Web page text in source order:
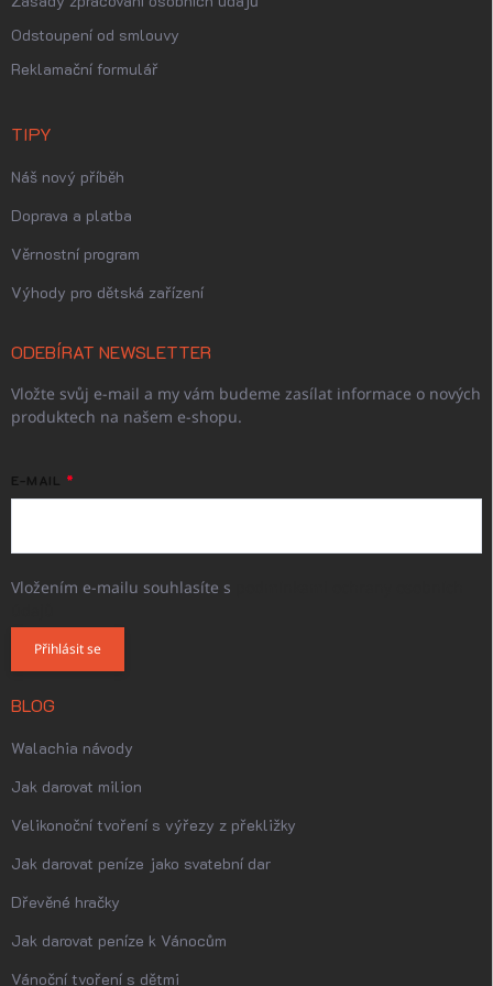
Odstoupení od smlouvy
Reklamační formulář
TIPY
Náš nový příběh
Doprava a platba
Věrnostní program
Výhody pro dětská zařízení
ODEBÍRAT NEWSLETTER
Vložte svůj e-mail a my vám budeme zasílat informace o nových
produktech na našem e-shopu.
E-MAIL
Vložením e-mailu souhlasíte s
Přihlásit se
BLOG
Walachia návody
Jak darovat milion
Velikonoční tvoření s výřezy z překližky
Jak darovat peníze jako svatební dar
Dřevěné hračky
Jak darovat peníze k Vánocům
Vánoční tvoření s dětmi